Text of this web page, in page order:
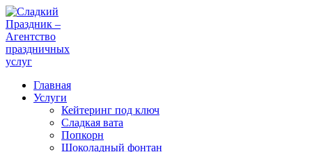
Главная
Услуги
Кейтеринг под ключ
Сладкая вата
Попкорн
Шоколадный фонтан